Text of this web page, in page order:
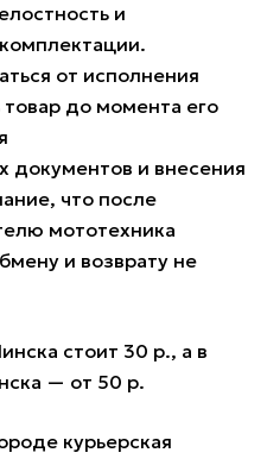
и
от исполнения
до момента его
документов и внесения
что после
мототехника
и возврату не
стоит 30 р., а в
— от 50 р.
курьерская